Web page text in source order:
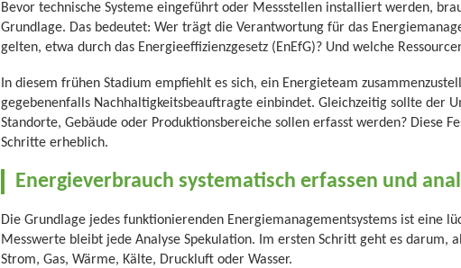
Bevor technische Systeme eingeführt oder Messstellen installiert werden,
Grundlage. Das bedeutet: Wer trägt die Verantwortung für das
gelten, etwa durch das Energieeffizienzgesetz (EnEfG)? Und welche
In diesem frühen Stadium empfiehlt es sich, ein Energieteam
gegebenenfalls Nachhaltigkeitsbeauftragte einbindet. Gleichzeitig sollte der
Standorte, Gebäude oder Produktionsbereiche sollen erfasst werden? Diese
Schritte erheblich.
Energieverbrauch systematisch erfassen und
Die Grundlage jedes funktionierenden Energiemanagementsystems ist eine
Messwerte bleibt jede Analyse Spekulation. Im ersten Schritt geht es darum,
Strom, Gas, Wärme, Kälte, Druckluft oder Wasser.